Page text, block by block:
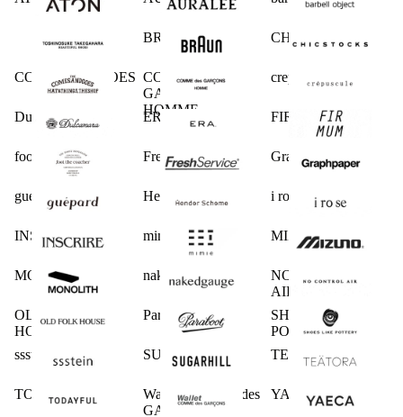
BRAUN CHICSTOCKS
COMESANDGOES COMME des
GARCONS
HOMME
crepuscule
Dulcamara ERA. FIRMUM
foot the coacher FreshService Graphpaper
guepard Hender Scheme i ro se
INSCRIRE mimie MIZUNO
MONOLITH nakedgauge
NO CONTROL
AIR
OLD FOLK
HOUSE
Paraboot
SHOES LIKE
POTTERY
ssstein
SUGARHILL TEATORA
TODAYFUL
Wallet COMME des
GARCONS
YAECA